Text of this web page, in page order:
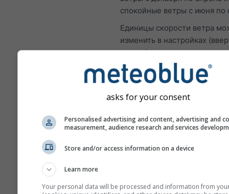
спокойные ветры с июня по
Единицы скорости ветра
изменить в настройках
справа).
Роза ветров
asks for your consent
Personalised advertising and content, advertising and
measurement, audience research and services
Store and/or access information on a device
Learn more
Your personal data will be processed and information from